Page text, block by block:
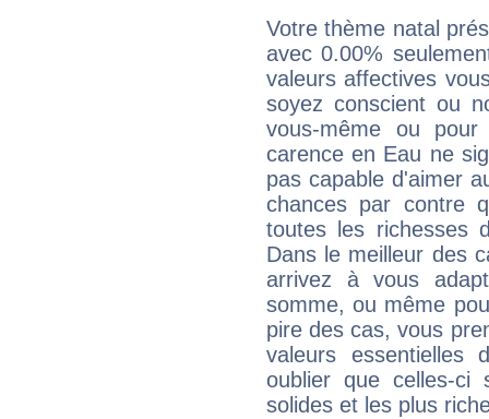
Votre thème natal
avec 0.00%
valeurs affectives
soyez conscient ou
vous-même ou
carence en Eau ne
pas capable d'aimer
chances par contre
toutes les richesses
Dans le meilleur des
arrivez à vous
somme, ou même
pire des cas, vous
valeurs
oublier que celles-
solides et les plus